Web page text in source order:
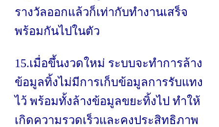
รางวัลออกแล้วก็เท่ากับทำงานเสร็จ
พร้อมกันไปในตัว
15.เมื่อขึ้นงวดใหม่ ระบบจะทำการล้าง
ข้อมูลทิ้งไม่มีการเก็บข้อมูลการรับแทง
ไว้ พร้อมทั้งล้างข้อมูลขยะทิ้งไป ทำให้
เกิดความรวดเร็วและคงประสิทธิภาพ